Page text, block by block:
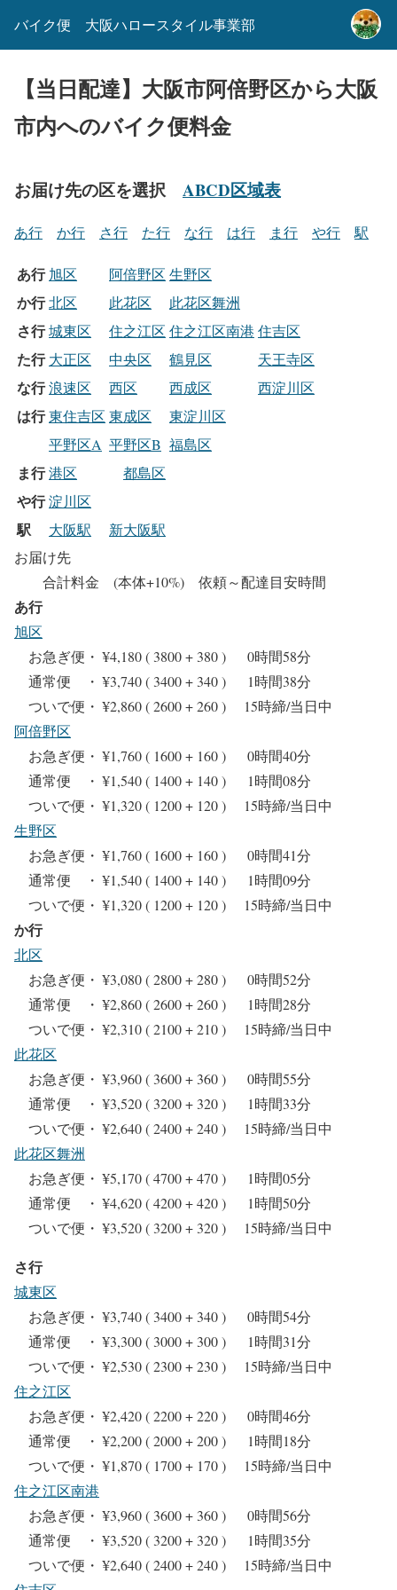
バイク便 大阪ハロースタイル事業部
【当日配達】大阪市阿倍野区から大阪
市内へのバイク便料金
お届け先の区を選択 ABCD区域表
あ行 か行 さ行 た行 な行 は行 ま行 や行 駅
あ行 旭区 阿倍野区 生野区
か行北区 此花区 此花区舞洲
さ行城東区 住之江区 住之江区南港 住吉区
た行 大正区 中央区 鶴見区 天王寺区
な行浪速区 西区 西成区 西淀川区
は行東住吉区 東成区
東淀川区
平野区A 平野区B 福島区
ま行港区 都島区
や行淀川区
駅 大阪駅
新大阪駅
お届け先
合計料金 (本体+10%) 依頼～配達目安時間
あ行
旭区
お急ぎ便・ ¥4,180 ( 3800 + 380 ) 0時間58分
通常便 ・ ¥3,740 ( 3400 + 340 ) 1時間38分
ついで便・ ¥2,860 ( 2600 + 260 ) 15時締/当日中
阿倍野区
お急ぎ便・ ¥1,760 ( 1600 + 160 ) 0時間40分
通常便 ・ ¥1,540 ( 1400 + 140 ) 1時間08分
ついで便・ ¥1,320 ( 1200 + 120 ) 15時締/当日中
生野区
お急ぎ便・ ¥1,760 ( 1600 + 160 ) 0時間41分
通常便 ・ ¥1,540 ( 1400 + 140 ) 1時間09分
ついで便・ ¥1,320 ( 1200 + 120 ) 15時締/当日中
か行
北区
お急ぎ便・ ¥3,080 ( 2800 + 280 ) 0時間52分
通常便 ・ ¥2,860 ( 2600 + 260 ) 1時間28分
ついで便・ ¥2,310 ( 2100 + 210 ) 15時締/当日中
此花区
お急ぎ便・ ¥3,960 ( 3600 + 360 ) 0時間55分
通常便 ・ ¥3,520 ( 3200 + 320 ) 1時間33分
ついで便・ ¥2,640 ( 2400 + 240 ) 15時締/当日中
此花区舞洲
お急ぎ便・ ¥5,170 ( 4700 + 470 ) 1時間05分
通常便 ・ ¥4,620 ( 4200 + 420 ) 1時間50分
ついで便・ ¥3,520 ( 3200 + 320 ) 15時締/当日中
さ行
城東区
お急ぎ便・ ¥3,740 ( 3400 + 340 ) 0時間54分
通常便 ・ ¥3,300 ( 3000 + 300 ) 1時間31分
ついで便・ ¥2,530 ( 2300 + 230 ) 15時締/当日中
住之江区
お急ぎ便・ ¥2,420 ( 2200 + 220 ) 0時間46分
通常便 ・ ¥2,200 ( 2000 + 200 ) 1時間18分
ついで便・ ¥1,870 ( 1700 + 170 ) 15時締/当日中
住之江区南港
お急ぎ便・ ¥3,960 ( 3600 + 360 ) 0時間56分
通常便 ・ ¥3,520 ( 3200 + 320 ) 1時間35分
ついで便・ ¥2,640 ( 2400 + 240 ) 15時締/当日中